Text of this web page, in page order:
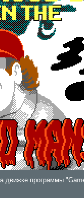
движке программы